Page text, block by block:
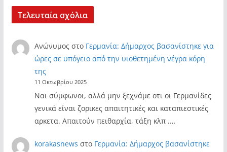
Τελευταία σχόλια
Ανώνυμος στο Γερμανία: Δήμαρχος βασανίστηκε για
ώρες σε υπόγειο από την υιοθετημένη νέγρα κόρη
της
11 Οκτωβρίου 2025
Ναι σύμφωνοι, αλλά μην ξεχνάμε οτι οι Γερμανίδες
γενικά είναι ζορικες απαιτητικές και καταπιεστικές
αρκετα. Απαιτούν πειθαρχία, τάξη κλπ .…
korakasnews στο Γερμανία: Δήμαρχος βασανίστηκε